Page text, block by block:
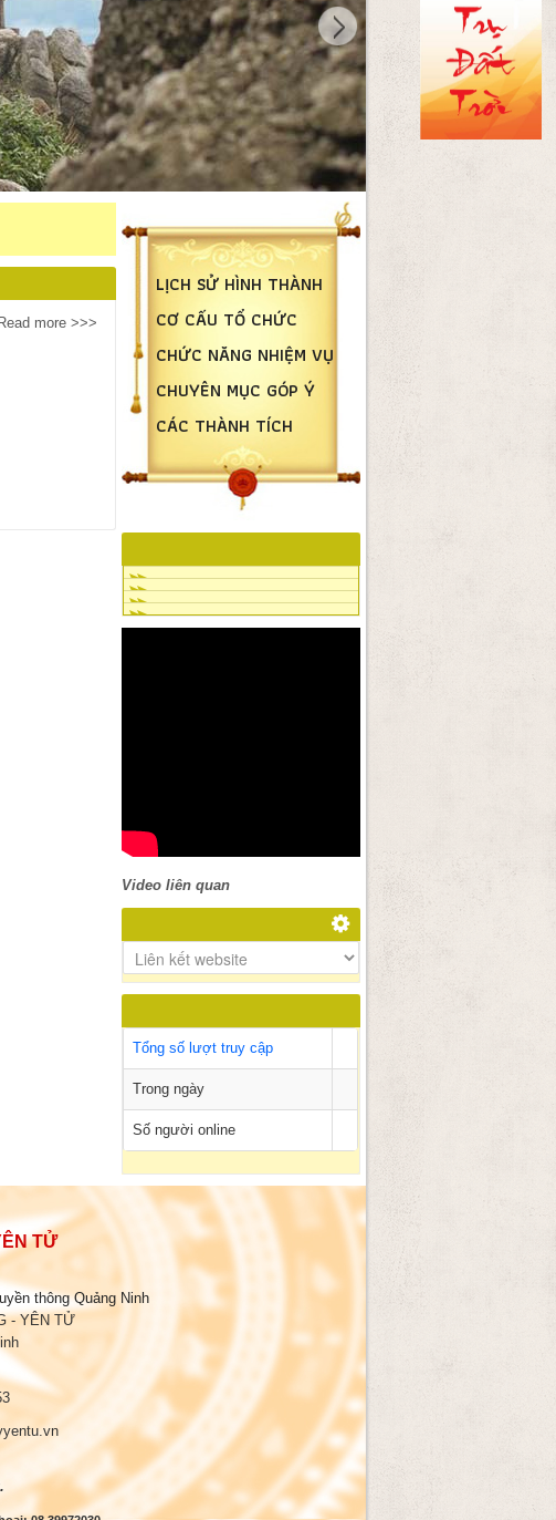
more >>>
LỊCH SỬ HÌNH THÀNH
CƠ CẤU TỔ CHỨC
CHỨC NĂNG NHIỆM VỤ
CHUYÊN MỤC GÓP Ý
CÁC THÀNH TÍCH
Video liên quan
Tổng số lượt truy cập
Trong ngày
Số người online
TỬ
thông Quảng Ninh
- YÊN TỬ
.